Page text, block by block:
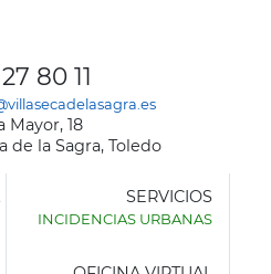
80 11
Mayor, 18
de la Sagra, Toledo
SERVICIOS
INCIDENCIAS URBANAS